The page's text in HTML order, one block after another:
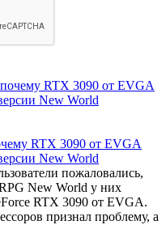
RTX 3090 от EVGA
New World
пожаловались,
New World у них
RTX 3090 от EVGA.
признал проблему, а